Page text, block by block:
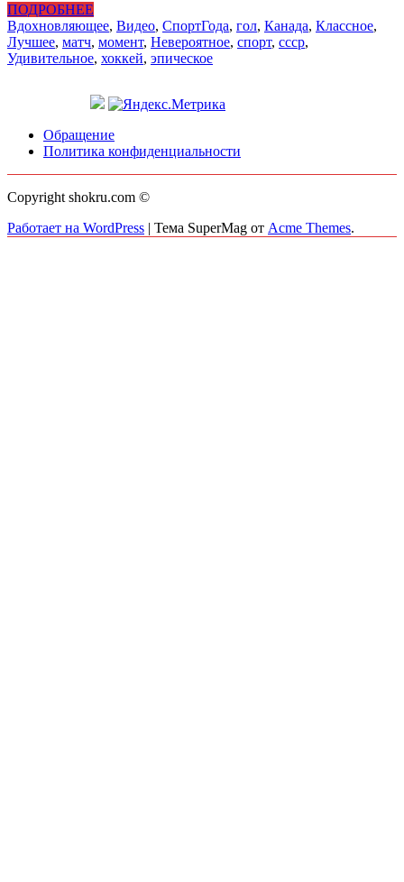
ПОДРОБНЕЕ
Вдохновляющее, Видео, СпортГода, гол, Канада, Классное,
Лучшее, матч, момент, Невероятное, спорт, ссср,
Удивительное, хоккей, эпическое
Обращение
Политика конфиденциальности
Copyright shokru.com ©
Работает на WordPress | Тема SuperMag от Acme Themes.